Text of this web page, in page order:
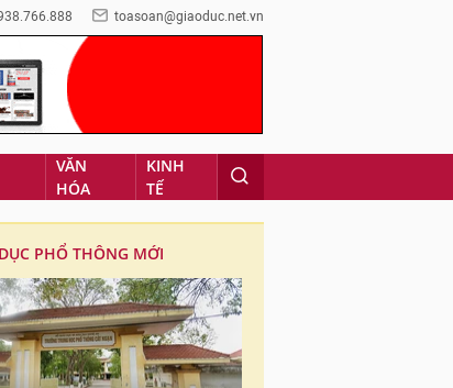
toasoan@giaoduc.net.vn
VĂN
HÓA
KINH
TẾ
PHỔ THÔNG MỚI